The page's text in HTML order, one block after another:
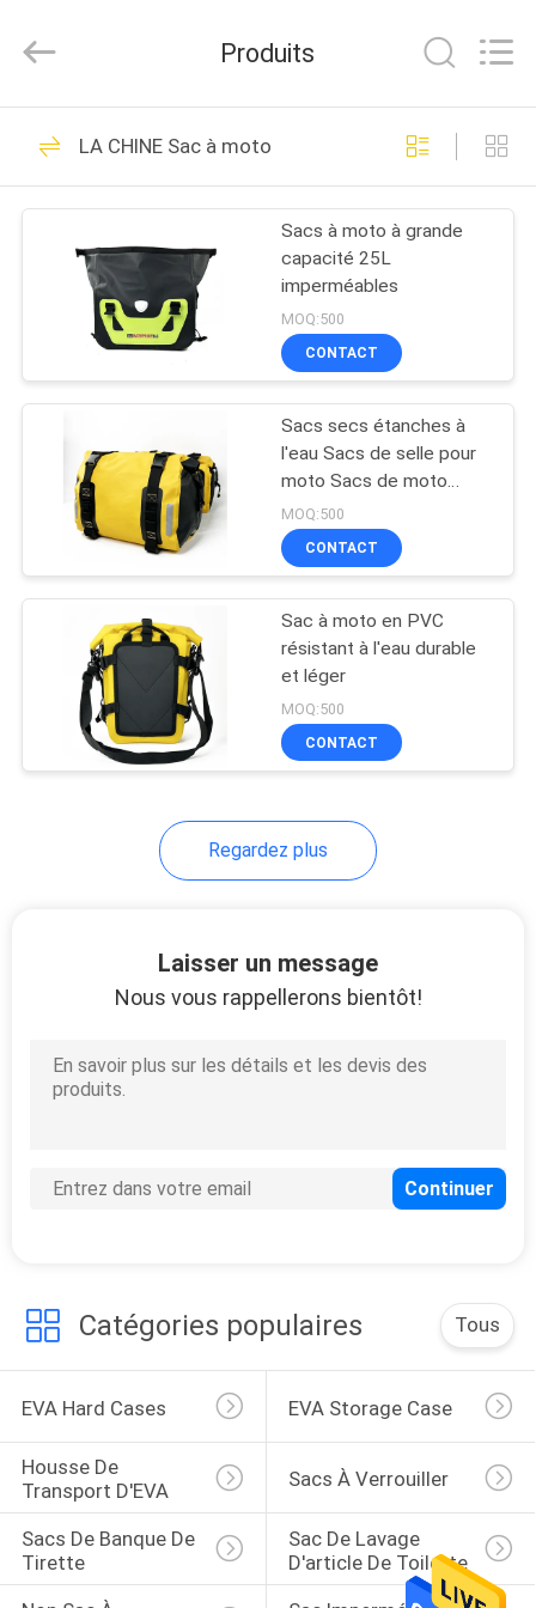
MAISON
PRODUITS
SUJET
NOUS
VISITE
D'USINE
CONTRÔLE
QUALITÉ
PLAN
Rights
by
EVA Hard Cases
68
EVA Storage Case
49
Housse de transport
d'EVA
33
Sacs à verrouiller
Sacs de banque de
Sac de lavage
d'article de toilette
23
Produits
LA CHINE Sac à moto
Sacs à moto à grande
capacité 25L
imperméables
MOQ:500
CONTACT
Sacs secs étanches à
l'eau Sacs de selle pour
moto Sacs de moto
Solutions de stockage
durables pour les
coureurs aventureux
MOQ:500
CONTACT
Sac à moto en PVC
résistant à l'eau durable
et léger
MOQ:500
CONTACT
Regardez plus
Laisser un message
Nous vous rappellerons bientôt!
Catégories populaires Tous
EVA Hard Cases EVA Storage Case
Housse De
Transport D'EVA
Sacs À Verrouiller
Sacs De Banque De
Tirette
Sac De Lavage
D'article De Toilette